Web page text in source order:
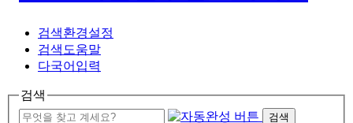
검색환경설정
검색도움말
다국어입력
검색
검색